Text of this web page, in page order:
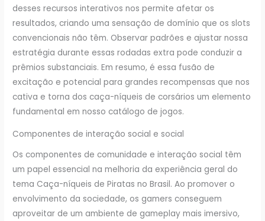
desses recursos interativos nos permite afetar os
resultados, criando uma sensação de domínio que os slots
convencionais não têm. Observar padrões e ajustar nossa
estratégia durante essas rodadas extra pode conduzir a
prêmios substanciais. Em resumo, é essa fusão de
excitação e potencial para grandes recompensas que nos
cativa e torna dos caça-níqueis de corsários um elemento
fundamental em nosso catálogo de jogos.
Componentes de interação social e social
Os componentes de comunidade e interação social têm
um papel essencial na melhoria da experiência geral do
tema Caça-níqueis de Piratas no Brasil. Ao promover o
envolvimento da sociedade, os gamers conseguem
aproveitar de um ambiente de gameplay mais imersivo,